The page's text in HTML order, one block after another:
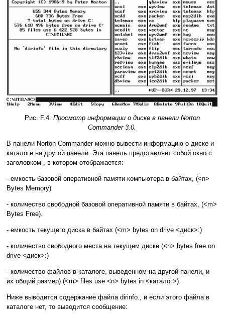
Рис. F.4. Просмотр информации о диске в панели Norton
Commander 3.0.
В панели Norton Commander можно вывести информацию о диске и
каталоге на другой панели. Эта панель представляет собой окно с
заголовком”, в котором отображается:
- емкость базовой оперативной памяти компьютера в байтах, (<n>
Bytes Memory)
- количество свободной базовой оперативной памяти в байтах, (<m>
Bytes Free).
- емкость текущего диска в байтах (<m> bytes on drive <диск>:)
- количество свободного места на текущем диске (<n> bytes free on
drive <диск>:)
- количество файлов в каталоге, выведенном на другой панели, и
их общий размер) (<m> files use <n> bytes in <каталог>).
Ниже выводится содержание файла dirinfo., и если этого файла в
каталоге нет, то выводится сообщение: